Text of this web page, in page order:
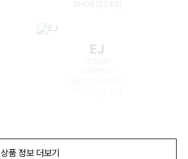
EJ
상품 정보 더보기